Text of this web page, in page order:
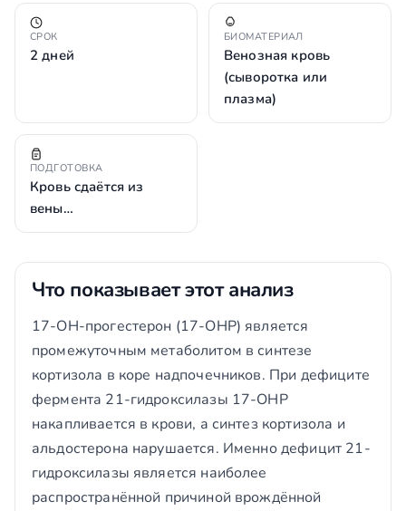
СРОК
2 дней
БИОМАТЕРИАЛ
Венозная кровь
(сыворотка или
плазма)
ПОДГОТОВКА
Кровь сдаётся из
вены…
Что показывает этот анализ
17-ОН-прогестерон (17-OHP) является
промежуточным метаболитом в синтезе
кортизола в коре надпочечников. При дефиците
фермента 21-гидроксилазы 17-OHP
накапливается в крови, а синтез кортизола и
альдостерона нарушается. Именно дефицит 21-
гидроксилазы является наиболее
распространённой причиной врождённой